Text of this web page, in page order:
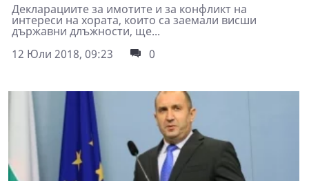
Декларациите за имотите и за конфликт на
интереси на хората, които са заемали висши
държавни длъжности, ще...
12 Юли 2018, 09:23
0